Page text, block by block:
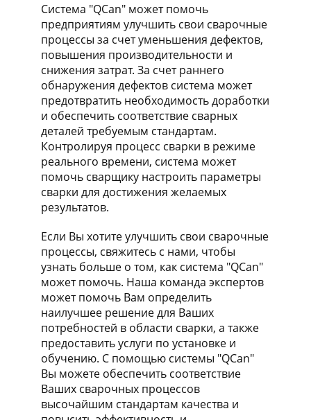
Система "QCan" может помочь
предприятиям улучшить свои сварочные
процессы за счет уменьшения дефектов,
повышения производительности и
снижения затрат. За счет раннего
обнаружения дефектов система может
предотвратить необходимость доработки
и обеспечить соответствие сварных
деталей требуемым стандартам.
Контролируя процесс сварки в режиме
реального времени, система может
помочь сварщику настроить параметры
сварки для достижения желаемых
результатов.
Если Вы хотите улучшить свои сварочные
процессы, свяжитесь с нами, чтобы
узнать больше о том, как система "QCan"
может помочь. Наша команда экспертов
может помочь Вам определить
наилучшее решение для Ваших
потребностей в области сварки, а также
предоставить услуги по установке и
обучению. С помощью системы "QCan"
Вы можете обеспечить соответствие
Ваших сварочных процессов
высочайшим стандартам качества и